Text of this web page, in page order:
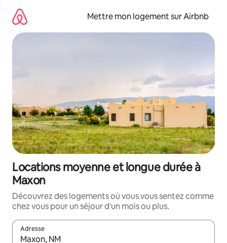
directement
contenu
Mettre mon logement sur Airbnb
Locations moyenne et longue durée à
Maxon
Découvrez des logements où vous vous sentez comme
chez vous pour un séjour d'un mois ou plus.
Adresse
Lorsque les résultats s'affichent, utilisez les flèches vers le